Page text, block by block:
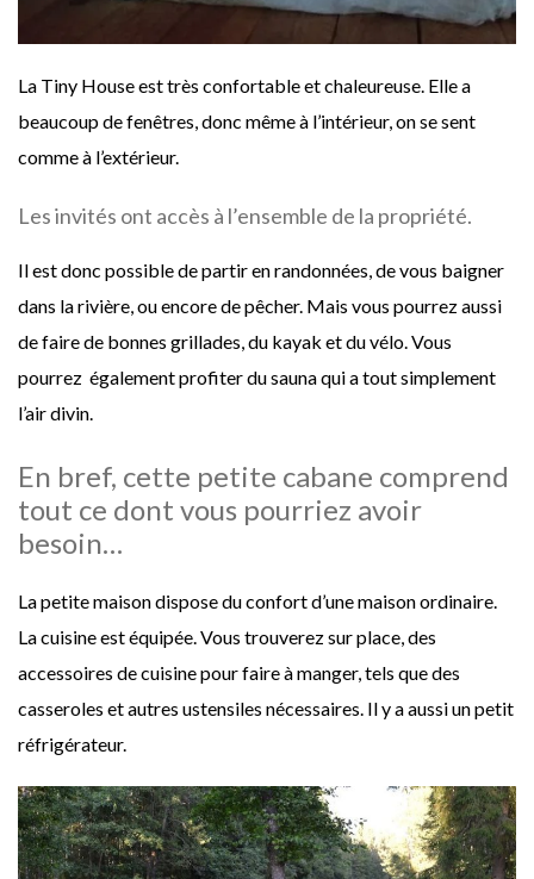
La Tiny House est très confortable et chaleureuse. Elle a
beaucoup de fenêtres, donc même à l’intérieur, on se sent
comme à l’extérieur.
Les invités ont accès à l’ensemble de la propriété.
Il est donc possible de partir en randonnées, de vous baigner
dans la rivière, ou encore de pêcher. Mais vous pourrez aussi
de faire de bonnes grillades, du kayak et du vélo. Vous
pourrez également profiter du sauna qui a tout simplement
l’air divin.
En bref, cette petite cabane comprend
tout ce dont vous pourriez avoir
besoin…
La petite maison dispose du confort d’une maison ordinaire.
La cuisine est équipée. Vous trouverez sur place, des
accessoires de cuisine pour faire à manger, tels que des
casseroles et autres ustensiles nécessaires. Il y a aussi un petit
réfrigérateur.